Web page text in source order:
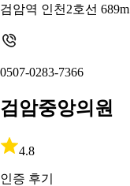
검암역 인천2호선 689m
0507-0283-7366
검암중앙의원
4.8
인증 후기